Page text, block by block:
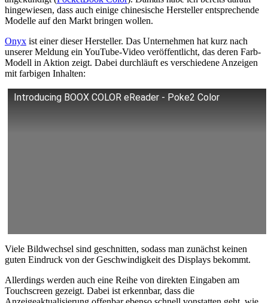
hingewiesen, dass auch einige chinesische Hersteller entsprechende
Modelle auf den Markt bringen wollen.
Onyx ist einer dieser Hersteller. Das Unternehmen hat kurz nach
unserer Meldung ein YouTube-Video veröffentlicht, das deren Farb-
Modell in Aktion zeigt. Dabei durchläuft es verschiedene Anzeigen
mit farbigen Inhalten:
Introducing BOOX COLOR eReader - Poke2 Color
Viele Bildwechsel sind geschnitten, sodass man zunächst keinen
guten Eindruck von der Geschwindigkeit des Displays bekommt.
Allerdings werden auch eine Reihe von direkten Eingaben am
Touchscreen gezeigt. Dabei ist erkennbar, dass die